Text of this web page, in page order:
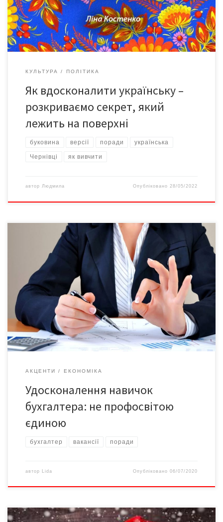
указами й циркулярами. Однак, попри різні перешкоди, її
вдалося зберегти. Адже аксіома […]
КУЛЬТУРА ПОЛІТИКА
Як вдосконалити українську –
розкриваємо секрет, який
лежить на поверхні
буковина версії поради українська
Чернівці як вивчити
автор Людмила Опубліковано28/05/2022
Ніколи не варто зупинятися на досягнутому. Особливо, якщо
ви шукаєте роботу й маєте диплом бухгалтера. Спеціалізована
освіта, підвищення кваліфікації, тренінги – це добре. Проте
думка, що тільки вони роблять вас хорошим спеціалістом –
хибна. Часто навіть найдорожчі курси не виправдовують
сподівань. Переглядаючи вакансії для бухгалтера у пошуку
більш […]
АКЦЕНТИ ЕКОНОМІКА
Удосконалення навичок
бухгалтера: не профосвітою
єдиною
бухгалтер вакансії поради
автор Lida Опубліковано06/07/2020